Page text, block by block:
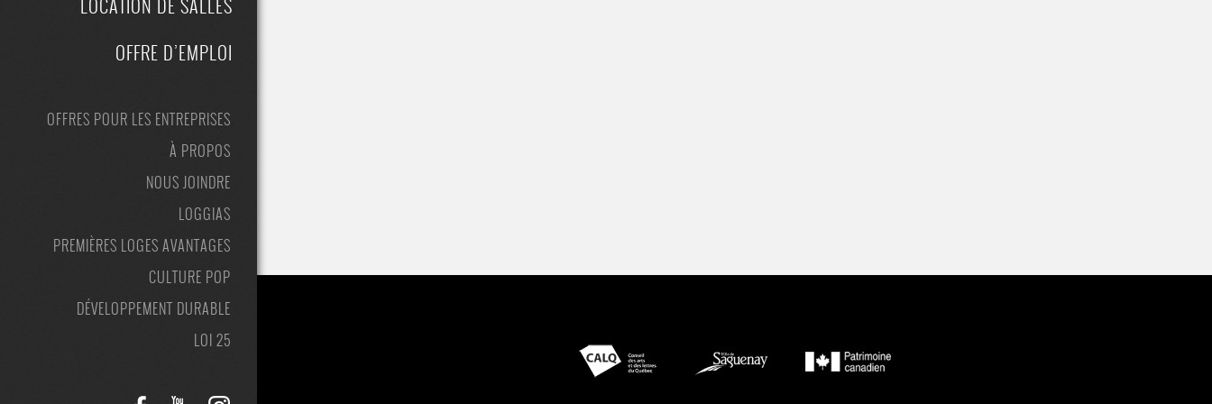
LOCATION DE SALLES
OFFRE D’EMPLOI
OFFRES POUR LES ENTREPRISES
À PROPOS
NOUS JOINDRE
LOGGIAS
PREMIÈRES LOGES AVANTAGES
CULTURE POP
DÉVELOPPEMENT DURABLE
LOI 25